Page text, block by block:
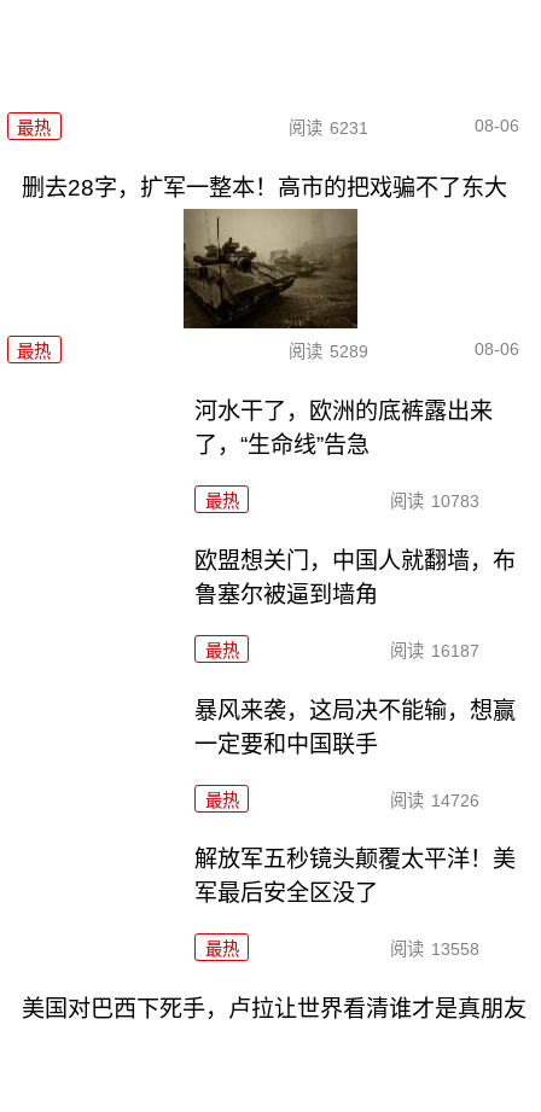
最热 阅读 6231 08-06
删去28字，扩军一整本！高市的把戏骗不了东大
最热 阅读 5289 08-06
河水干了，欧洲的底裤露出来
了，“生命线”告急
最热 阅读 10783
欧盟想关门，中国人就翻墙，布
鲁塞尔被逼到墙角
最热 阅读 16187
暴风来袭，这局决不能输，想赢
一定要和中国联手
最热 阅读 14726
解放军五秒镜头颠覆太平洋！美
军最后安全区没了
最热 阅读 13558
美国对巴西下死手，卢拉让世界看清谁才是真朋友